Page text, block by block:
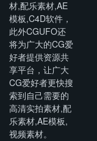
材,配乐素材,AE
模板,C4D软件，
此外CGUFO还
将为广大的CG爱
好者提供资源共
享平台，让广大
CG爱好者更快搜
索到自己需要的
高清实拍素材,配
乐素材,AE模板,
视频素材。